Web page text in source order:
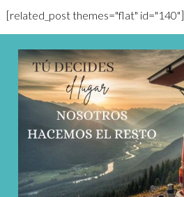
[related_post themes="flat" id="140"]